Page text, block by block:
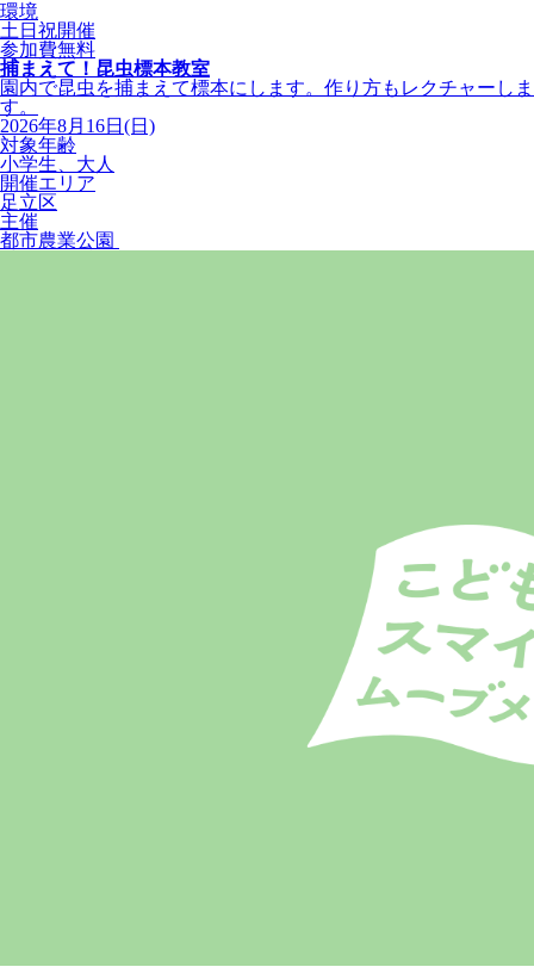
環境
土日祝開催
参加費無料
捕まえて！昆虫標本教室
園内で昆虫を捕まえて標本にします。作り方もレクチャーしま
す。
2026年8月16日(日)
対象年齢
小学生、大人
開催エリア
足立区
主催
都市農業公園